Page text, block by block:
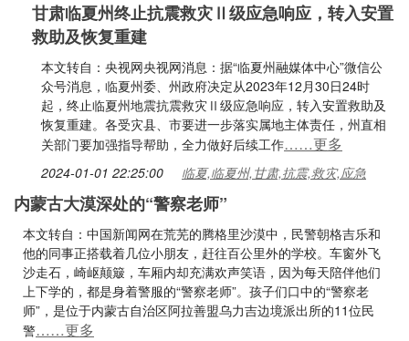
甘肃临夏州终止抗震救灾Ⅱ级应急响应，转入安置
救助及恢复重建
本文转自：央视网央视网消息：据“临夏州融媒体中心”微信公
众号消息，临夏州委、州政府决定从2023年12月30日24时
起，终止临夏州地震抗震救灾Ⅱ级应急响应，转入安置救助及
恢复重建。各受灾县、市要进一步落实属地主体责任，州直相
关部门要加强指导帮助，全力做好后续工作……更多
2024-01-01 22:25:00 临夏,临夏州,甘肃,抗震,救灾,应急
内蒙古大漠深处的“警察老师”
本文转自：中国新闻网在荒芜的腾格里沙漠中，民警朝格吉乐和
他的同事正搭载着几位小朋友，赶往百公里外的学校。车窗外飞
沙走石，崎岖颠簸，车厢内却充满欢声笑语，因为每天陪伴他们
上下学的，都是身着警服的“警察老师”。孩子们口中的“警察老
师”，是位于内蒙古自治区阿拉善盟乌力吉边境派出所的11位民
警……更多